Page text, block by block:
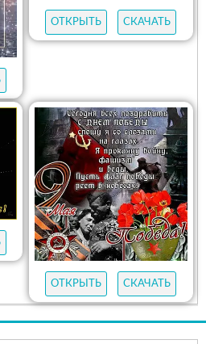
ОТКРЫТЬ СКАЧАТЬ
ОТКРЫТЬ СКАЧАТЬ